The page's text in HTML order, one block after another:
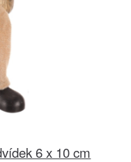
6 x 10 cm